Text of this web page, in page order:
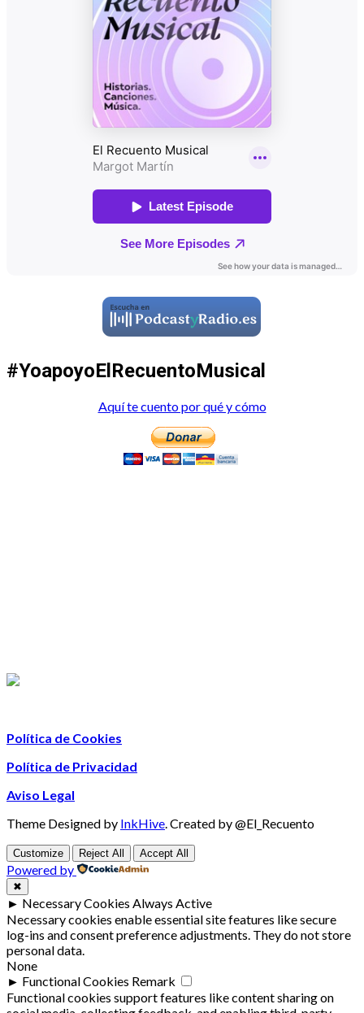
#YoapoyoElRecuentoMusical
Aquí te cuento por qué y cómo
Política de Cookies
Política de Privacidad
Aviso Legal
Theme Designed by InkHive.Created by @El_Recuento
Customize Reject All Accept All
Powered by
✖
► Necessary Cookies Always Active
Necessary cookies enable essential site features like secure
log-ins and consent preference adjustments. They do not store
personal data.
None
► Functional Cookies Remark
Functional cookies support features like content sharing on